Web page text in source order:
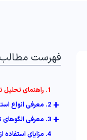
فهرست مطالب
1. راهنمای تحلیل تکنیکال باینری آپشن
2. معرفی انواع استراتژی های معاملاتی باینری آپشن +
3. معرفی الگوهای تکنیکال پرکاربرد در باینری آپشن +
4. مزایای استفاده از تحلیل تکنیکال در معاملات باینری